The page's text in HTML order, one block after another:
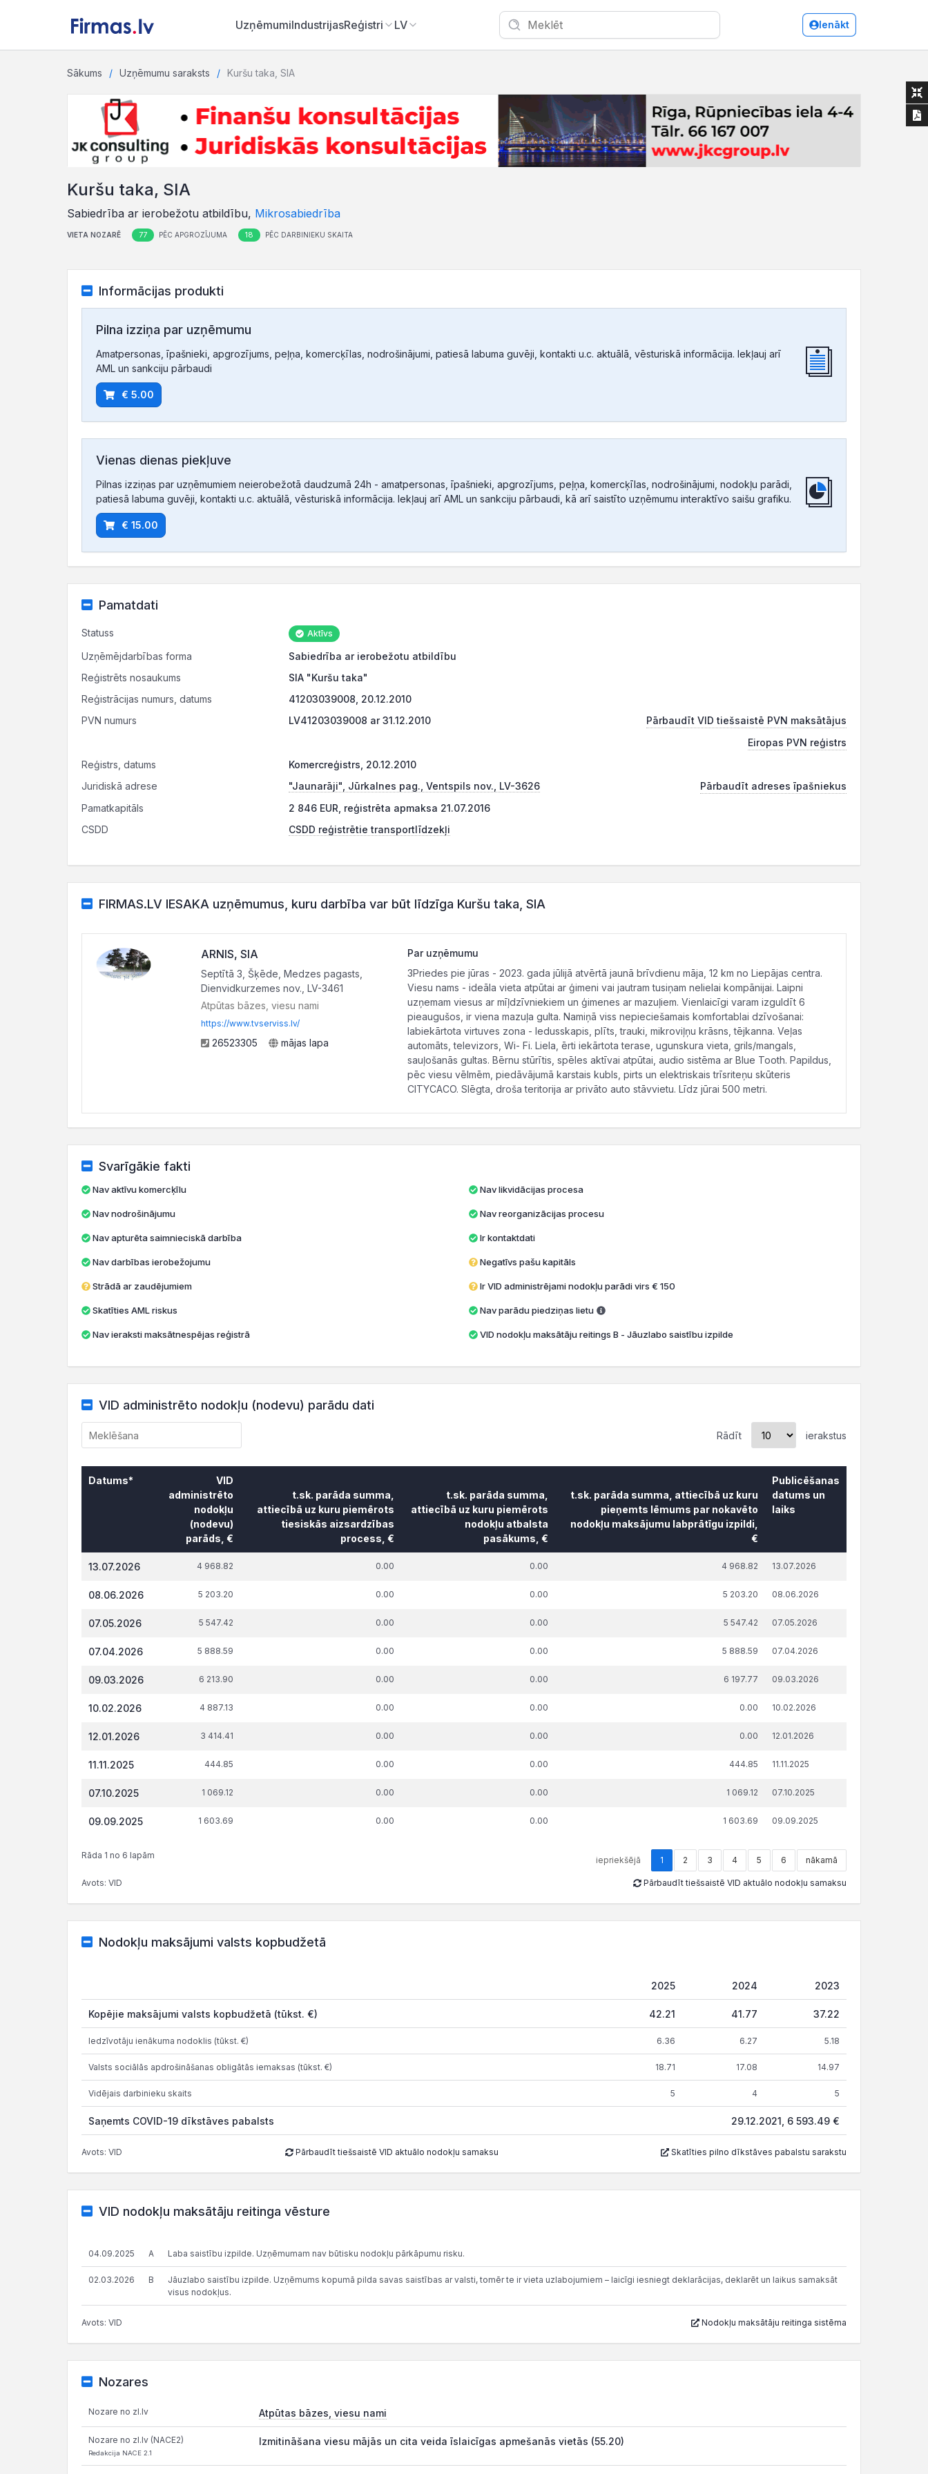
UzņēmumiIndustrijasReģistri LV Ienākt
Sākums Uzņēmumu saraksts Kuršu taka, SIA
Kuršu taka, SIA
Sabiedrība ar ierobežotu atbildību, Mikrosabiedrība
VIETA NOZARĒ 77 PĒC APGROZĪJUMA 18 PĒC DARBINIEKU SKAITA
Informācijas produkti
Pilna izziņa par uzņēmumu
Amatpersonas, īpašnieki, apgrozījums, peļņa, komercķīlas, nodrošinājumi, patiesā labuma guvēji, kontakti u.c. aktuālā, vēsturiskā informācija. Iekļauj arī
AML un sankciju pārbaudi
€ 5.00
Vienas dienas piekļuve
Pilnas izziņas par uzņēmumiem neierobežotā daudzumā 24h - amatpersonas, īpašnieki, apgrozījums, peļņa, komercķīlas, nodrošinājumi, nodokļu parādi,
patiesā labuma guvēji, kontakti u.c. aktuālā, vēsturiskā informācija. Iekļauj arī AML un sankciju pārbaudi, kā arī saistīto uzņēmumu interaktīvo saišu grafiku.
€ 15.00
Pamatdati
Statuss Aktīvs
Uzņēmējdarbības forma
Sabiedrība ar ierobežotu atbildību
Reģistrēts nosaukums
SIA "Kuršu taka"
Reģistrācijas numurs, datums
41203039008, 20.12.2010
PVN numurs
LV41203039008 ar 31.12.2010
Pārbaudīt VID tiešsaistē PVN maksātājus
Eiropas PVN reģistrs
Reģistrs, datums
Komercreģistrs, 20.12.2010
Juridiskā adrese
"Jaunarāji", Jūrkalnes pag., Ventspils nov., LV-3626
Pārbaudīt adreses īpašniekus
Pamatkapitāls
2 846 EUR, reģistrēta apmaksa 21.07.2016
CSDD
CSDD reģistrētie transportlīdzekļi
FIRMAS.LV IESAKA uzņēmumus, kuru darbība var būt līdzīga Kuršu taka, SIA
ARNIS, SIA
Septītā 3, Šķēde, Medzes pagasts,
Dienvidkurzemes nov., LV-3461
Atpūtas bāzes, viesu nami
https://www.tvserviss.lv/
26523305 mājas lapa
Par uzņēmumu
3Priedes pie jūras - 2023. gada jūlijā atvērtā jaunā brīvdienu māja, 12 km no Liepājas centra.
Viesu nams - ideāla vieta atpūtai ar ģimeni vai jautram tusiņam nelielai kompānijai. Laipni
uzņemam viesus ar mīļdzīvniekiem un ģimenes ar mazuļiem. Vienlaicīgi varam izguldīt 6
pieaugušos, ir viena mazuļa gulta. Namiņā viss nepieciešamais komfortablai dzīvošanai:
labiekārtota virtuves zona - ledusskapis, plīts, trauki, mikroviļņu krāsns, tējkanna. Veļas
automāts, televizors, Wi- Fi. Liela, ērti iekārtota terase, ugunskura vieta, grils/mangals,
sauļošanās gultas. Bērnu stūrītis, spēles aktīvai atpūtai, audio sistēma ar Blue Tooth. Papildus,
pēc viesu vēlmēm, piedāvājumā karstais kubls, pirts un elektriskais trīsriteņu skūteris
CITYCACO. Slēgta, droša teritorija ar privāto auto stāvvietu. Līdz jūrai 500 metri.
Svarīgākie fakti
Nav aktīvu komercķīlu
Nav nodrošinājumu
Nav apturēta saimnieciskā darbība
Nav darbības ierobežojumu
Strādā ar zaudējumiem
Skatīties AML riskus
Nav ieraksti maksātnespējas reģistrā
Nav likvidācijas procesa
Nav reorganizācijas procesu
Ir kontaktdati
Negatīvs pašu kapitāls
Ir VID administrējami nodokļu parādi virs € 150
Nav parādu piedziņas lietu
VID nodokļu maksātāju reitings B - Jāuzlabo saistību izpilde
VID administrēto nodokļu (nodevu) parādu dati
Rādīt ierakstus
Datums*
VID
administrēto
nodokļu
(nodevu)
parāds, €
t.sk. parāda summa,
attiecībā uz kuru piemērots
tiesiskās aizsardzības
process, €
t.sk. parāda summa,
attiecībā uz kuru piemērots
nodokļu atbalsta
pasākums, €
t.sk. parāda summa, attiecībā uz kuru
pieņemts lēmums par nokavēto
nodokļu maksājumu labprātīgu izpildi,
€
Publicēšanas
datums un
laiks
nodokļu
parāds, €
tiesiskās aizsardzības
nodokļu atbalsta
nodokļu maksājumu labprātīgu izpildi,
laiks
13.07.2026 4 968.82 0.00 0.00 4 968.82 13.07.2026
08.06.2026 5 203.20 0.00 0.00 5 203.20 08.06.2026
07.05.2026 5 547.42 0.00 0.00 5 547.42 07.05.2026
07.04.2026 5 888.59 0.00 0.00 5 888.59 07.04.2026
09.03.2026 6 213.90 0.00 0.00 6 197.77 09.03.2026
10.02.2026 4 887.13 0.00 0.00 0.00 10.02.2026
12.01.2026 3 414.41 0.00 0.00 0.00 12.01.2026
11.11.2025 444.85 0.00 0.00 444.85 11.11.2025
07.10.2025 1 069.12 0.00 0.00 1 069.12 07.10.2025
09.09.2025 1 603.69 0.00 0.00 1 603.69 09.09.2025
Rāda 1 no 6 lapām iepriekšējā 1 2 3 4 5 6 nākamā
Avots: VID Pārbaudīt tiešsaistē VID aktuālo nodokļu samaksu
Nodokļu maksājumi valsts kopbudžetā
2025 2024 2023
Kopējie maksājumi valsts kopbudžetā (tūkst. €) 42.21 41.77 37.22
Iedzīvotāju ienākuma nodoklis (tūkst. €) 6.36 6.27 5.18
Valsts sociālās apdrošināšanas obligātās iemaksas (tūkst. €) 18.71 17.08 14.97
Vidējais darbinieku skaits 5 4 5
Saņemts COVID-19 dīkstāves pabalsts 29.12.2021, 6 593.49 €
Avots: VID Pārbaudīt tiešsaistē VID aktuālo nodokļu samaksu Skatīties pilno dīkstāves pabalstu sarakstu
VID nodokļu maksātāju reitinga vēsture
04.09.2025 A Laba saistību izpilde. Uzņēmumam nav būtisku nodokļu pārkāpumu risku.
02.03.2026 B
Jāuzlabo saistību izpilde. Uzņēmums kopumā pilda savas saistības ar valsti, tomēr te ir vieta uzlabojumiem – laicīgi iesniegt deklarācijas, deklarēt un laikus samaksāt
visus nodokļus.
Avots: VID Nodokļu maksātāju reitinga sistēma
Nozares
Nozare no zl.lv Atpūtas bāzes, viesu nami
Nozare no zl.lv (NACE2)
Redakcija NACE 2.1
Izmitināšana viesu mājās un cita veida īslaicīgas apmešanās vietās (55.20)